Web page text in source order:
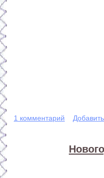
1 комментарий